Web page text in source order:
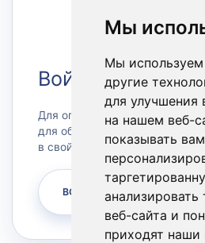
Мы
Мы
другие
для улучшения
на нашем веб-
показывать вам
веб-сайта и
приходят наши
Войти в Личный
Для оплаты счетов или заказа
для обращения в техническую
в свой личный кабинет.
ВОЙТИ